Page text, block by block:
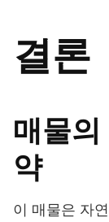
결론
매물의
약
이 매물은 자